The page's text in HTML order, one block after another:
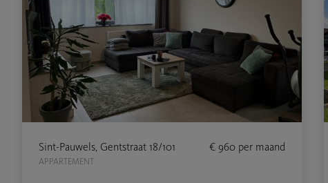
Sint-Pauwels, Gentstraat 18/101
APPARTEMENT
€ 960 per maand